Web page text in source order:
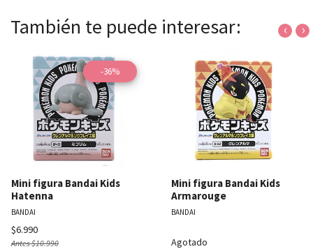
También te puede interesar:
-36%
Mini figura Bandai Kids
Hatenna
BANDAI
$6.990
Antes$10.990
Mini figura Bandai Kids
Armarouge
BANDAI
Agotado
‹ ›